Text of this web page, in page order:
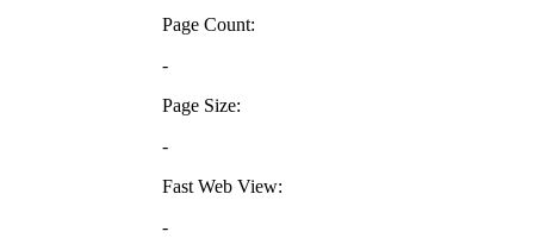
Page Count:
-
Page Size:
-
Fast Web View:
-